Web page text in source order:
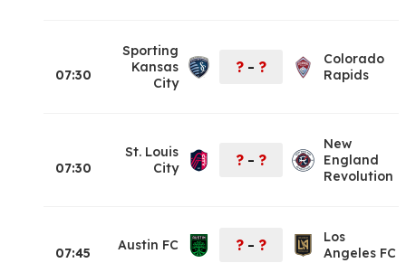
07:30
Sporting
Kansas
City
? – ?
Colorado
Rapids
07:30
St. Louis
City
? – ?
New
England
Revolution
07:45 Austin FC ? – ?
Los
Angeles FC